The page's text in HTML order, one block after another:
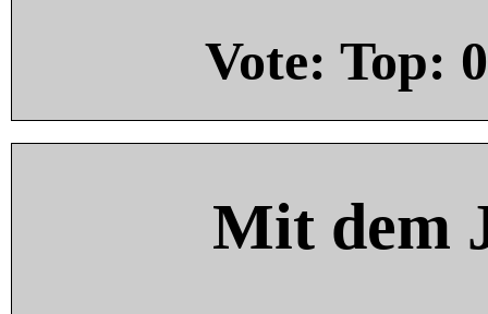
Vote: Top: 0
Mit dem